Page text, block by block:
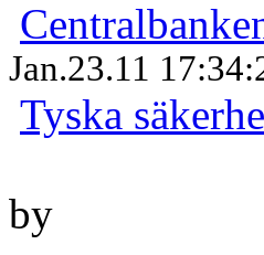
Jan.23.11
Tyska
by